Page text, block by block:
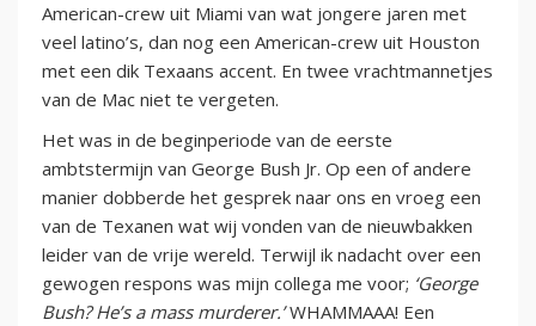
American-crew uit Miami van wat jongere jaren met
veel latino’s, dan nog een American-crew uit Houston
met een dik Texaans accent. En twee vrachtmannetjes
van de Mac niet te vergeten.
Het was in de beginperiode van de eerste
ambtstermijn van George Bush Jr. Op een of andere
manier dobberde het gesprek naar ons en vroeg een
van de Texanen wat wij vonden van de nieuwbakken
leider van de vrije wereld. Terwijl ik nadacht over een
gewogen respons was mijn collega me voor; ‘George
Bush? He’s a mass murderer.’WHAMMAAA! Een